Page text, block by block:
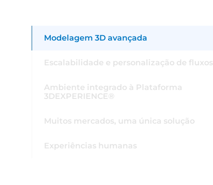
Modelagem 3D avançada
Escalabilidade e personalização de fluxos
Ambiente integrado à Plataforma
3DEXPERIENCE®
Muitos mercados, uma única solução
Experiências humanas